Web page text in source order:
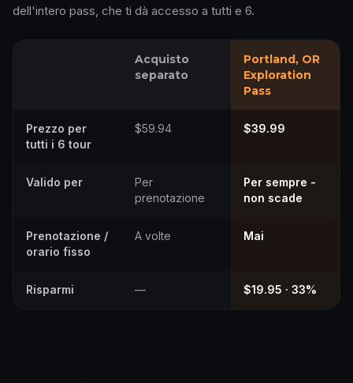
dell'intero pass, che ti dà accesso a tutti e 6.
Acquisto
separato
Portland, OR
Exploration
Pass
Prezzo per
tutti i 6 tour
$59.94 $39.99
Valido per
Per
prenotazione
Per sempre -
non scade
Prenotazione /
orario fisso
A volte Mai
Risparmi — $19.95 · 33%